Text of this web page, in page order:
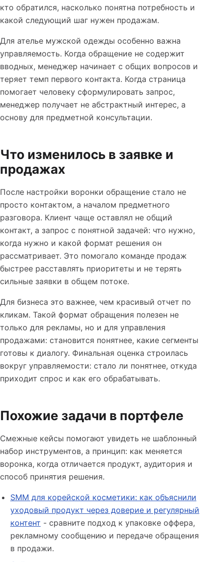
кто обратился, насколько понятна потребность и
какой следующий шаг нужен продажам.
Для ателье мужской одежды особенно важна
управляемость. Когда обращение не содержит
вводных, менеджер начинает с общих вопросов и
теряет темп первого контакта. Когда страница
помогает человеку сформулировать запрос,
менеджер получает не абстрактный интерес, а
основу для предметной консультации.
Что изменилось в заявке и
продажах
После настройки воронки обращение стало не
просто контактом, а началом предметного
разговора. Клиент чаще оставлял не общий
контакт, а запрос с понятной задачей: что нужно,
когда нужно и какой формат решения он
рассматривает. Это помогало команде продаж
быстрее расставлять приоритеты и не терять
сильные заявки в общем потоке.
Для бизнеса это важнее, чем красивый отчет по
кликам. Такой формат обращения полезен не
только для рекламы, но и для управления
продажами: становится понятнее, какие сегменты
готовы к диалогу. Финальная оценка строилась
вокруг управляемости: стало ли понятнее, откуда
приходит спрос и как его обрабатывать.
Похожие задачи в портфеле
Смежные кейсы помогают увидеть не шаблонный
набор инструментов, а принцип: как меняется
воронка, когда отличается продукт, аудитория и
способ принятия решения.
SMM для корейской косметики: как объяснили
уходовый продукт через доверие и регулярный
контент - сравните подход к упаковке оффера,
рекламному сообщению и передаче обращения
в продажи.